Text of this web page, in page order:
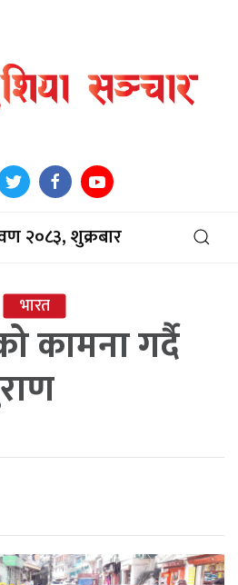
२०८३, शुक्रबार
भारत
कामना गर्दै